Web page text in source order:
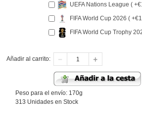
UEFA Nations League (
FIFA World Cup 2026 (
FIFA World Cup Trophy
Añadir al carrito:
Peso para el envío: 170g
313 Unidades en Stock